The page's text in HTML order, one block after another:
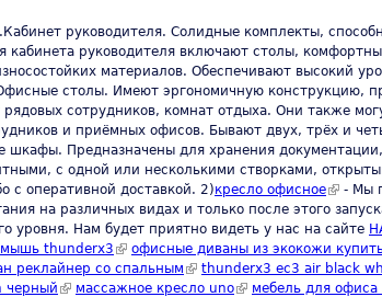
руководителя. Солидные комплекты,
кабинета руководителя включают столы,
материалов. Обеспечивают высокий
столы. Имеют эргономичную конструкцию,
рядовых сотрудников, комнат отдыха. Они также
и приёмных офисов. Бывают двух, трёх и
Предназначены для хранения
с одной или несколькими створками,
c оперативной доставкой. 2)кресло офисное(link is
- Мы
на различных видах и только после этого
уровня. Нам будет приятно видеть у нас на сайте
is external)
мышь thunderx3 (link is external)
офисные диваны из экокожи
реклайнер со спальным (link is external)
thunderx3 ec3 air black
черный (link is external)
массажное кресло uno(link is external)
мебель для офиса